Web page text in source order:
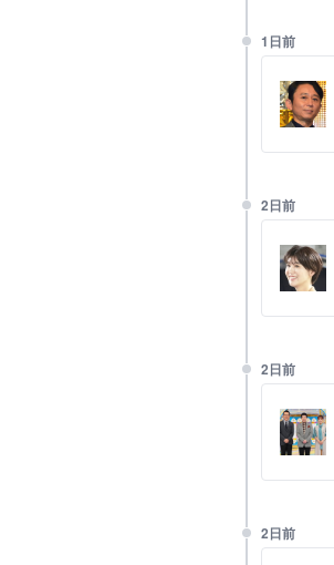
1日前
2日前
2日前
2日前